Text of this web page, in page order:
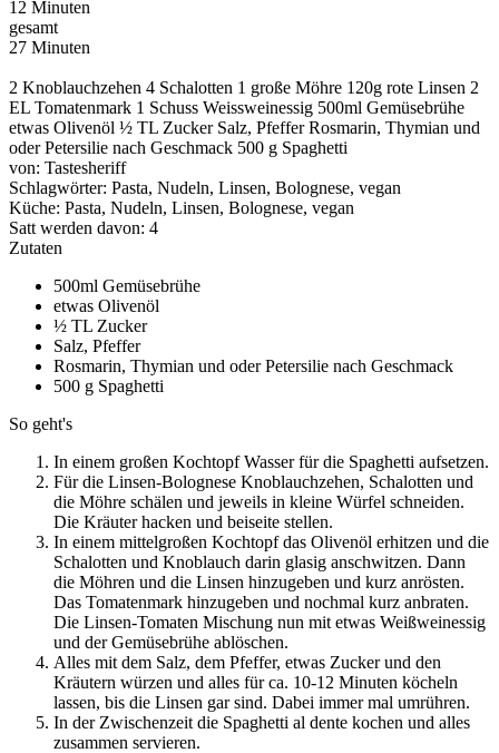
12 Minuten
gesamt
27 Minuten
2 Knoblauchzehen 4 Schalotten 1 große Möhre 120g rote Linsen 2
EL Tomatenmark 1 Schuss Weissweinessig 500ml Gemüsebrühe
etwas Olivenöl ½ TL Zucker Salz, Pfeffer Rosmarin, Thymian und
oder Petersilie nach Geschmack 500 g Spaghetti
von: Tastesheriff
Schlagwörter: Pasta, Nudeln, Linsen, Bolognese, vegan
Küche: Pasta, Nudeln, Linsen, Bolognese, vegan
Satt werden davon: 4
Zutaten
500ml Gemüsebrühe
etwas Olivenöl
½ TL Zucker
Salz, Pfeffer
Rosmarin, Thymian und oder Petersilie nach Geschmack
500 g Spaghetti
So geht's
In einem großen Kochtopf Wasser für die Spaghetti aufsetzen.
Für die Linsen-Bolognese Knoblauchzehen, Schalotten und
die Möhre schälen und jeweils in kleine Würfel schneiden.
Die Kräuter hacken und beiseite stellen.
In einem mittelgroßen Kochtopf das Olivenöl erhitzen und die
Schalotten und Knoblauch darin glasig anschwitzen. Dann
die Möhren und die Linsen hinzugeben und kurz anrösten.
Das Tomatenmark hinzugeben und nochmal kurz anbraten.
Die Linsen-Tomaten Mischung nun mit etwas Weißweinessig
und der Gemüsebrühe ablöschen.
Alles mit dem Salz, dem Pfeffer, etwas Zucker und den
Kräutern würzen und alles für ca. 10-12 Minuten köcheln
lassen, bis die Linsen gar sind. Dabei immer mal umrühren.
In der Zwischenzeit die Spaghetti al dente kochen und alles
zusammen servieren.